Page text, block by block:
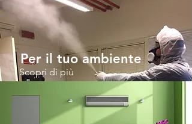
Per il tuo ambiente
Scopri di più